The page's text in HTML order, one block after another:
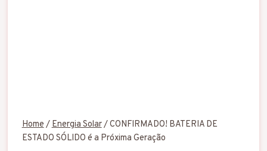
Home/Energia Solar/CONFIRMADO! BATERIA DE
ESTADO SÓLIDO é a Próxima Geração